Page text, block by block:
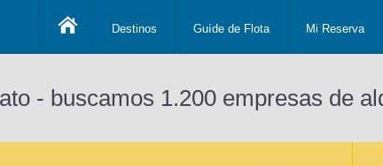
Destinos Guíde de Flota Mi Reserva
- buscamos 1.200 empresas de